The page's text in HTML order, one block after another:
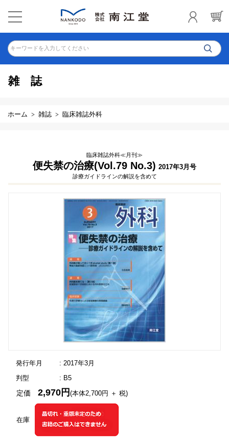
キーワードを入力してください
雑誌
ホーム 雑誌 臨床雑誌外科
臨床雑誌外科≪月刊≫
便失禁の治療(Vol.79 No.3) 2017年3月号
診療ガイドラインの解説を含めて
発行年月
: 2017年3月
判型
: B5
在庫
定価2,970円(本体2,700円 ＋ 税)